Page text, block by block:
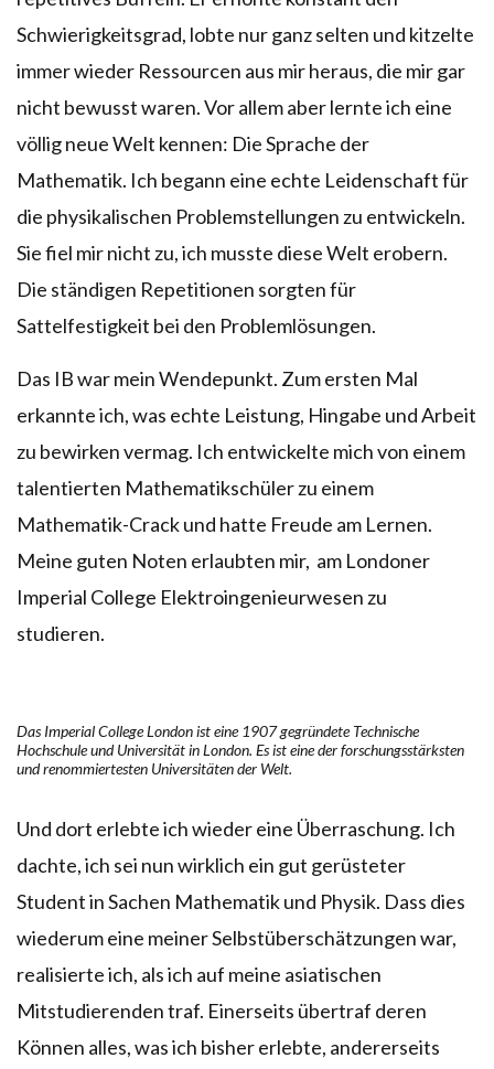
Schwierigkeitsgrad, lobte nur ganz selten und kitzelte
immer wieder Ressourcen aus mir heraus, die mir gar
nicht bewusst waren. Vor allem aber lernte ich eine
völlig neue Welt kennen: Die Sprache der
Mathematik. Ich begann eine echte Leidenschaft für
die physikalischen Problemstellungen zu entwickeln.
Sie fiel mir nicht zu, ich musste diese Welt erobern.
Die ständigen Repetitionen sorgten für
Sattelfestigkeit bei den Problemlösungen.
Das IB war mein Wendepunkt. Zum ersten Mal
erkannte ich, was echte Leistung, Hingabe und Arbeit
zu bewirken vermag. Ich entwickelte mich von einem
talentierten Mathematikschüler zu einem
Mathematik-Crack und hatte Freude am Lernen.
Meine guten Noten erlaubten mir, am Londoner
Imperial College Elektroingenieurwesen zu
studieren.
Das Imperial College London ist eine 1907 gegründete Technische
Hochschule und Universität in London. Es ist eine der forschungsstärksten
und renommiertesten Universitäten der Welt.
Und dort erlebte ich wieder eine Überraschung. Ich
dachte, ich sei nun wirklich ein gut gerüsteter
Student in Sachen Mathematik und Physik. Dass dies
wiederum eine meiner Selbstüberschätzungen war,
realisierte ich, als ich auf meine asiatischen
Mitstudierenden traf. Einerseits übertraf deren
Können alles, was ich bisher erlebte, andererseits